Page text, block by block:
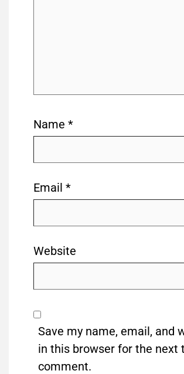
Name *
Email *
Website
Save my name, email, and
in this browser for the next
comment.